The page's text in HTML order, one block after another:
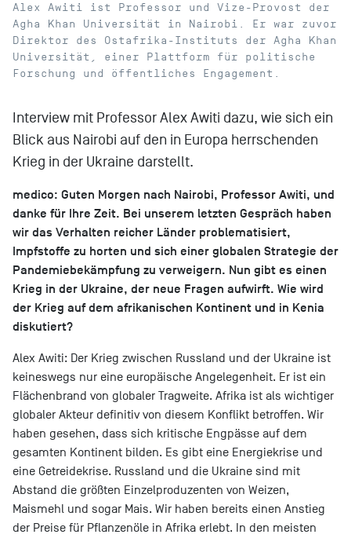
Alex Awiti ist Professor und Vize-Provost der
Agha Khan Universität in Nairobi. Er war zuvor
Direktor des Ostafrika-Instituts der Agha Khan
Universität, einer Plattform für politische
Forschung und öffentliches Engagement.
Interview mit Professor Alex Awiti dazu, wie sich ein
Blick aus Nairobi auf den in Europa herrschenden
Krieg in der Ukraine darstellt.
medico: Guten Morgen nach Nairobi, Professor Awiti, und
danke für Ihre Zeit. Bei unserem letzten Gespräch haben
wir das Verhalten reicher Länder problematisiert,
Impfstoffe zu horten und sich einer globalen Strategie der
Pandemiebekämpfung zu verweigern. Nun gibt es einen
Krieg in der Ukraine, der neue Fragen aufwirft. Wie wird
der Krieg auf dem afrikanischen Kontinent und in Kenia
diskutiert?
Alex Awiti: Der Krieg zwischen Russland und der Ukraine ist
keineswegs nur eine europäische Angelegenheit. Er ist ein
Flächenbrand von globaler Tragweite. Afrika ist als wichtiger
globaler Akteur definitiv von diesem Konflikt betroffen. Wir
haben gesehen, dass sich kritische Engpässe auf dem
gesamten Kontinent bilden. Es gibt eine Energiekrise und
eine Getreidekrise. Russland und die Ukraine sind mit
Abstand die größten Einzelproduzenten von Weizen,
Maismehl und sogar Mais. Wir haben bereits einen Anstieg
der Preise für Pflanzenöle in Afrika erlebt. In den meisten